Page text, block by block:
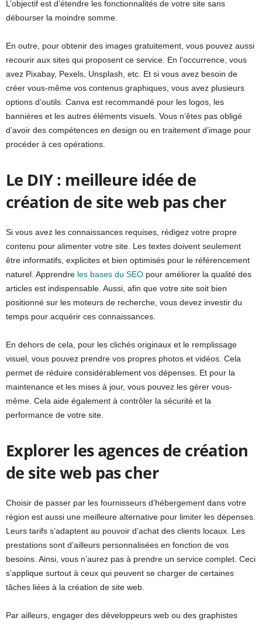
L’objectif est d’étendre les fonctionnalités de votre site sans
débourser la moindre somme.
En outre, pour obtenir des images gratuitement, vous pouvez aussi
recourir aux sites qui proposent ce service. En l’occurrence, vous
avez Pixabay, Pexels, Unsplash, etc. Et si vous avez besoin de
créer vous-même vos contenus graphiques, vous avez plusieurs
options d’outils. Canva est recommandé pour les logos, les
bannières et les autres éléments visuels. Vous n’êtes pas obligé
d’avoir des compétences en design ou en traitement d’image pour
procéder à ces opérations.
Le DIY : meilleure idée de
création de site web pas cher
Si vous avez les connaissances requises, rédigez votre propre
contenu pour alimenter votre site. Les textes doivent seulement
être informatifs, explicites et bien optimisés pour le référencement
naturel. Apprendre les bases du SEO pour améliorer la qualité des
articles est indispensable. Aussi, afin que votre site soit bien
positionné sur les moteurs de recherche, vous devez investir du
temps pour acquérir ces connaissances.
En dehors de cela, pour les clichés originaux et le remplissage
visuel, vous pouvez prendre vos propres photos et vidéos. Cela
permet de réduire considérablement vos dépenses. Et pour la
maintenance et les mises à jour, vous pouvez les gérer vous-
même. Cela aide également à contrôler la sécurité et la
performance de votre site.
Explorer les agences de création
de site web pas cher
Choisir de passer par les fournisseurs d’hébergement dans votre
région est aussi une meilleure alternative pour limiter les dépenses.
Leurs tarifs s’adaptent au pouvoir d’achat des clients locaux. Les
prestations sont d’ailleurs personnalisées en fonction de vos
besoins. Ainsi, vous n’aurez pas à prendre un service complet. Ceci
s’applique surtout à ceux qui peuvent se charger de certaines
tâches liées à la création de site web.
Par ailleurs, engager des développeurs web ou des graphistes